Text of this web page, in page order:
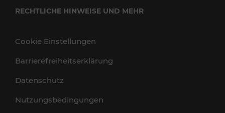
RECHTLICHE HINWEISE UND MEHR
Cookie Einstellungen
Barrierefreiheitserklärung
Datenschutz
Nutzungsbedingungen